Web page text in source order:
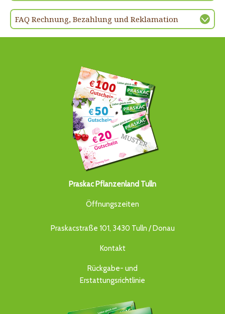
FAQ Rechnung, Bezahlung und Reklamation
Praskac Pflanzenland Tulln
Öffnungszeiten
Praskacstraße 101, 3430 Tulln / Donau
Kontakt
Rückgabe- und
Erstattungsrichtlinie